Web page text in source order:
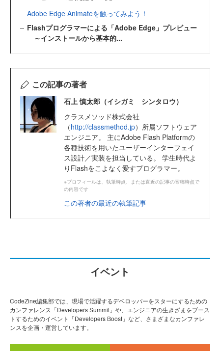
Adobe Edge Animateを触ってみよう！
Flashプログラマーによる「Adobe Edge」プレビュー
～インストールから基本的...
この記事の著者
石上 慎太郎（イシガミ シンタロウ）
クラスメソッド株式会社
（http://classmethod.jp）所属ソフトウェア
エンジニア。 主にAdobe Flash Platformの
各種技術を用いたユーザーインターフェイ
ス設計／実装を担当している。 学生時代よ
りFlashをこよなく愛すプログラマー。
※プロフィールは、執筆時点、または直近の記事の寄稿時点で
の内容です
この著者の最近の執筆記事
イベント
CodeZine編集部では、現場で活躍するデベロッパーをスターにするための
カンファレンス「Developers Summit」や、エンジニアの生きざまをブース
トするためのイベント「Developers Boost」など、さまざまなカンファレ
ンスを企画・運営しています。